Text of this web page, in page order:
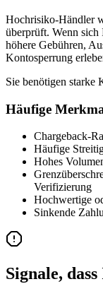
Hochrisiko-Händler
überprüft. Wenn sich
höhere Gebühren,
Kontosperrung
Sie benötigen starke
Häufige
Chargeback-
Häufige
Hohes
Verifizierung
Hochwertige
Sinkende
Signale,